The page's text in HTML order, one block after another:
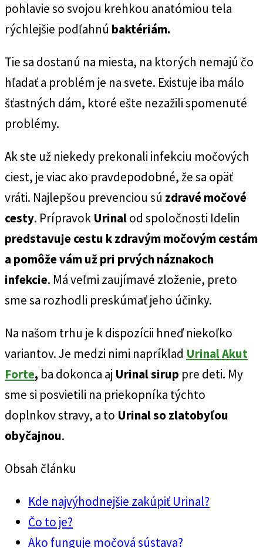
pohlavie so svojou krehkou anatómiou tela
rýchlejšie podľahnú baktériám.
Tie sa dostanú na miesta, na ktorých nemajú čo
hľadať a problém je na svete. Existuje iba málo
šťastných dám, ktoré ešte nezažili spomenuté
problémy.
Ak ste už niekedy prekonali infekciu močových
ciest, je viac ako pravdepodobné, že sa opäť
vráti. Najlepšou prevenciou sú zdravé močové
cesty. Prípravok Urinalod spoločnosti Idelin
predstavuje cestu k zdravým močovým cestám
a pomôže vám už pri prvých náznakoch
infekcie. Má veľmi zaujímavé zloženie, preto
sme sa rozhodli preskúmať jeho účinky.
Na našom trhu je k dispozícii hneď niekoľko
variantov. Je medzi nimi napríklad Urinal Akut
Forte, ba dokonca aj Urinal sirup pre deti. My
sme si posvietili na priekopníka týchto
doplnkov stravy, a to Urinal so zlatobyľou
obyčajnou.
Obsah článku
Kde najvýhodnejšie zakúpiť Urinal?
Čo to je?
Ako funguje močová sústava?